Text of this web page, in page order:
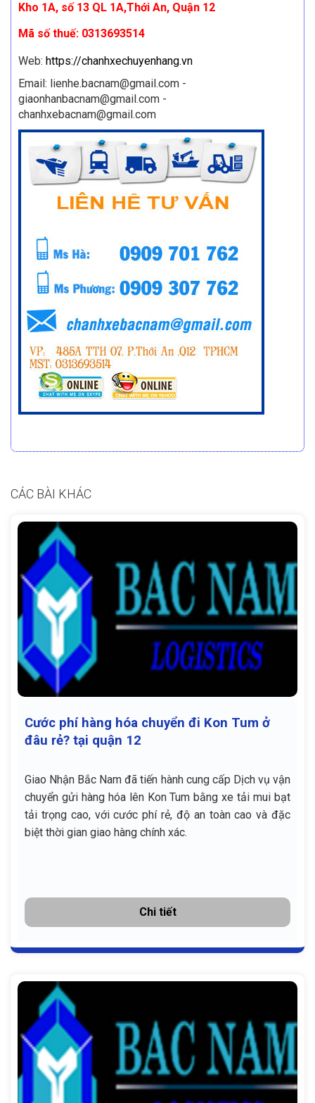
Kho 1A, số 13 QL 1A,Thới An, Quận 12
Mã số thuế: 0313693514
Web: https://chanhxechuyenhang.vn
Email: lienhe.bacnam@gmail.com -
giaonhanbacnam@gmail.com -
chanhxebacnam@gmail.com
CÁC BÀI KHÁC
Cước phí hàng hóa chuyển đi Kon Tum ở
đâu rẻ? tại quận 12
Giao Nhận Bắc Nam đã tiến hành cung cấp Dịch vụ vận
chuyển gửi hàng hóa lên Kon Tum bằng xe tải mui bạt
tải trọng cao, với cước phí rẻ, độ an toàn cao và đặc
biệt thời gian giao hàng chính xác.
Chi tiết